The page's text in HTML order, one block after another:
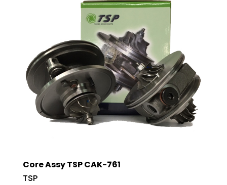
Core Assy TSP CAK-761
TSP